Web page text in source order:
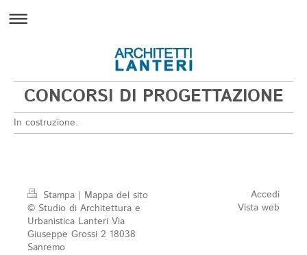
CONCORSI DI PROGETTAZIONE
In costruzione.
Stampa | Mappa del sito
© Studio di Architettura e
Urbanistica Lanteri Via
Giuseppe Grossi 2 18038
Sanremo
Accedi
Vista web